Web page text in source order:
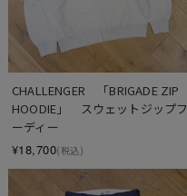
CHALLENGER　「BRIGADE ZIP
HOODIE」　スウェットジップフ
ーディー
¥18,700(税込)